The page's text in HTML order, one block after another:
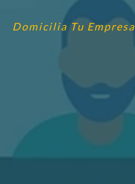
Domicilia Tu Empresa